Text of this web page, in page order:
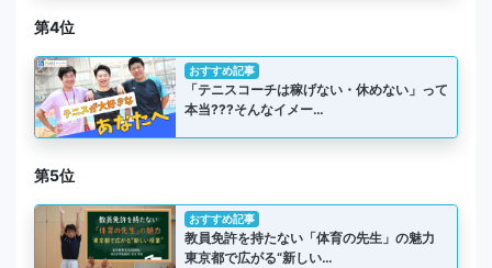
第4位
おすすめ記事
「テニスコーチは稼げない・休めない」って
本当???そんなイメー…
第5位
おすすめ記事
教員免許を持たない「体育の先生」の魅力
東京都で広がる“新しい…